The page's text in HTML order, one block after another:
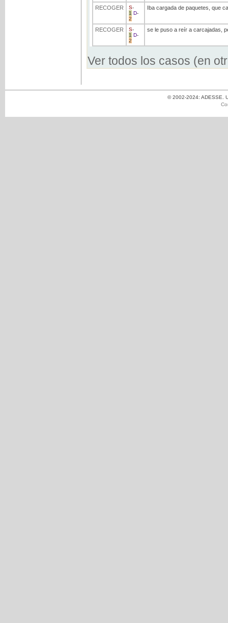
RECOGER S-
1 D-
2
Iba cargada de paquetes, que
RECOGER S-
1 D-
2
se le puso a reír a carcajadas,
Ver todos los casos (en
© 2002-2024: ADESSE.